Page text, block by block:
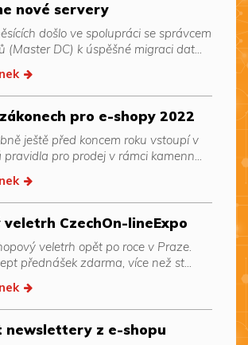
nové servery
došlo ve spolupráci se správcem
(Master DC) k úspěšné migraci dat...
pro e-shopy 2022
ještě před koncem roku vstoupí v
pro prodej v rámci kamenn...
veletrh CzechOn-lineExpo
veletrh opět po roce v Praze.
přednášek zdarma, více než st...
newslettery z e-shopu